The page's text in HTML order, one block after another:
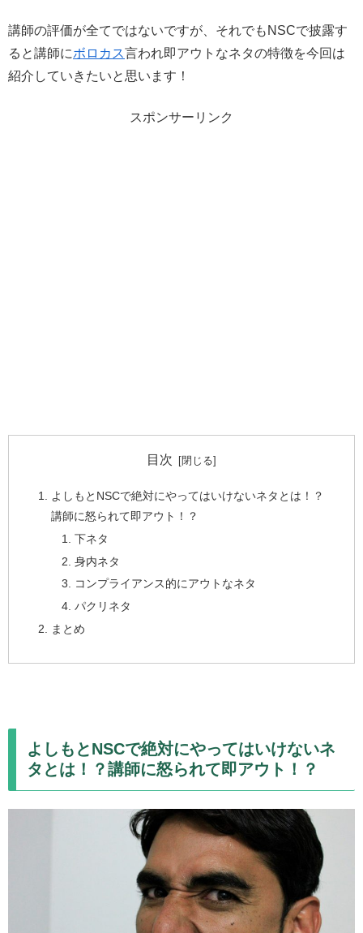
講師の評価が全てではないですが、それでもNSCで披露す
ると講師にボロカス言われ即アウトなネタの特徴を今回は
紹介していきたいと思います！
スポンサーリンク
目次
よしもとNSCで絶対にやってはいけないネタとは！？
講師に怒られて即アウト！？
下ネタ
身内ネタ
コンプライアンス的にアウトなネタ
パクリネタ
まとめ
よしもとNSCで絶対にやってはいけないネ
タとは！？講師に怒られて即アウト！？